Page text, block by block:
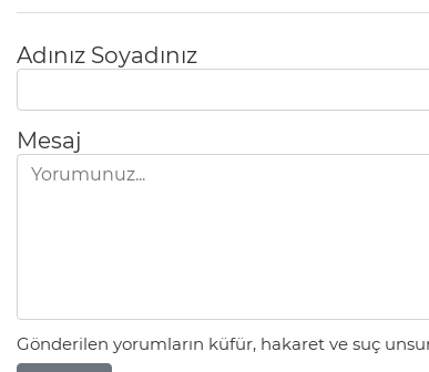
Adınız Soyadınız
Mesaj
Gönderilen yorumların küfür, hakaret ve suç